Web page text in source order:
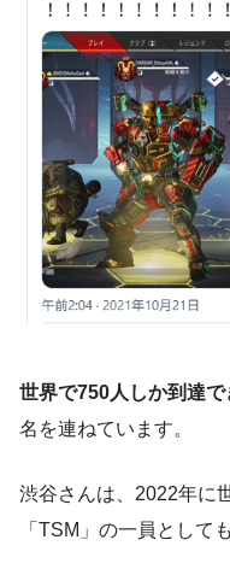
世界で750人しか到達で
名を連ねています。
渋谷さんは、2022年に
「TSM」の一員として